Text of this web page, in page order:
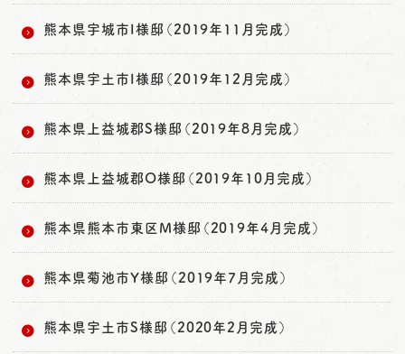
熊本県宇城市I様邸（2019年11月完成）
熊本県宇土市I様邸（2019年12月完成）
熊本県上益城郡S様邸（2019年8月完成）
熊本県上益城郡O様邸（2019年10月完成）
熊本県熊本市東区M様邸（2019年4月完成）
熊本県菊池市Y様邸（2019年7月完成）
熊本県宇土市S様邸（2020年2月完成）